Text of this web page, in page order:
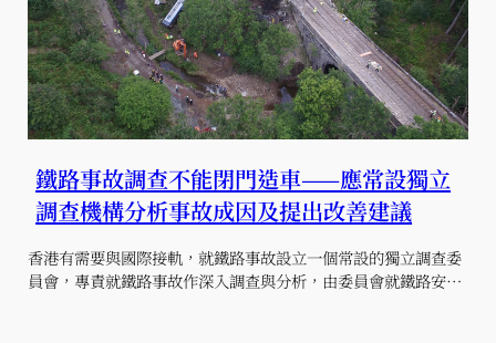
鐵路事故調查不能閉門造車——應常設獨立
調查機構分析事故成因及提出改善建議
香港有需要與國際接軌，就鐵路事故設立一個常設的獨立調查委
員會，專責就鐵路事故作深入調查與分析，由委員會就鐵路安…